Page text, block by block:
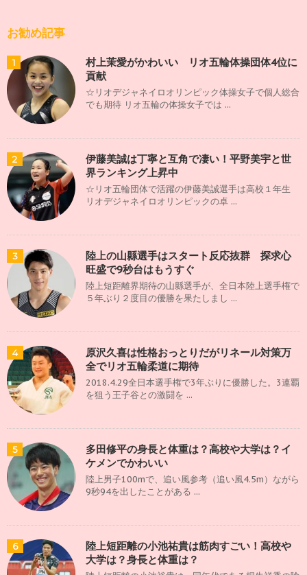
お勧め記事
1
村上茉愛がかわいい リオ五輪体操団体4位に
貢献
☆リオデジャネイロオリンピック体操女子で個人総合
でも期待 リオ五輪の体操女子では ...
2
伊藤美誠は丁寧と互角で凄い！平野美宇と世
界ランキング上昇中
☆リオ五輪団体で活躍の伊藤美誠選手は高校１年生
リオデジャネイロオリンピックの卓 ...
3
陸上の山縣選手はスタート反応抜群 探求心
旺盛で9秒台はもうすぐ
陸上短距離界期待の山縣選手が、全日本陸上選手権で
５年ぶり２度目の優勝を果たしまし ...
4
原沢久喜は性格おっとりだがリネール対策万
全でリオ五輪柔道に期待
2018.4.29全日本選手権で3年ぶりに優勝した。3連覇
を狙う王子谷との激闘を ...
5
多田修平の身長と体重は？高校や大学は？イ
ケメンでかわいい
陸上男子100mで、追い風参考（追い風4.5m）ながら
9秒94を出したことがある ...
6
陸上短距離の小池祐貴は筋肉すごい！高校や
大学は？身長と体重は？